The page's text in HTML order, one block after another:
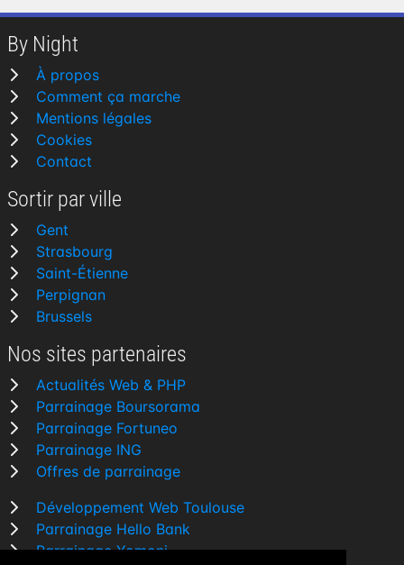
By Night
À propos
Comment ça marche
Mentions légales
Cookies
Contact
Sortir par ville
Gent
Strasbourg
Saint-Étienne
Perpignan
Brussels
Nos sites partenaires
Actualités Web & PHP
Parrainage Boursorama
Parrainage Fortuneo
Parrainage ING
Offres de parrainage
Développement Web Toulouse
Parrainage Hello Bank
Parrainage Yomoni